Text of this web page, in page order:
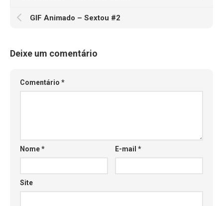
GIF Animado – Sextou #2
Deixe um comentário
Comentário *
Nome* E-mail*
Site